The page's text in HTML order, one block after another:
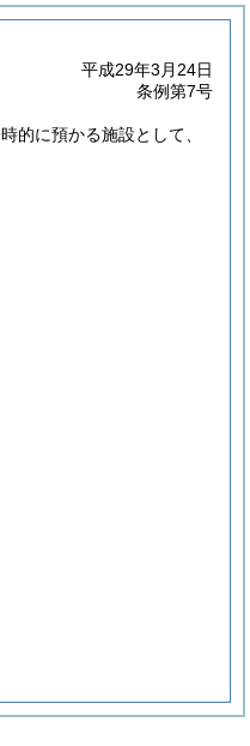
平成29年3月24日
条例第7号
的に預かる施設として、